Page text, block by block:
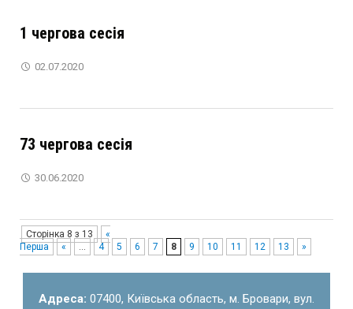
1 чергова сесія
02.07.2020
73 чергова сесія
30.06.2020
Сторінка 8 з 13
«
Перша
« ... 4 5 6 7 8 9 10 11 12 13 »
Адреса: 07400, Київська область, м. Бровари, вул.